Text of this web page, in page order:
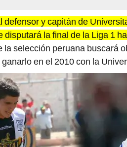
defensor y capitán de
disputará la final de la Liga 1
la selección peruana buscará
en el 2010 con la